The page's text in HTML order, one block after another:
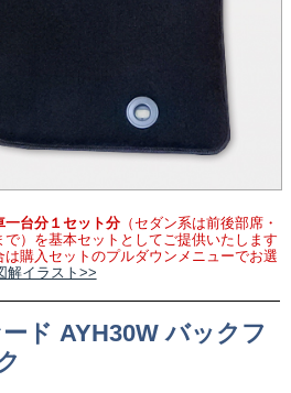
一台分１セット分（セダン系は前後部席・
）を基本セットとしてご提供いたします
は購入セットのプルダウンメニューでお選
解イラスト>>
ド AYH30W バックフ